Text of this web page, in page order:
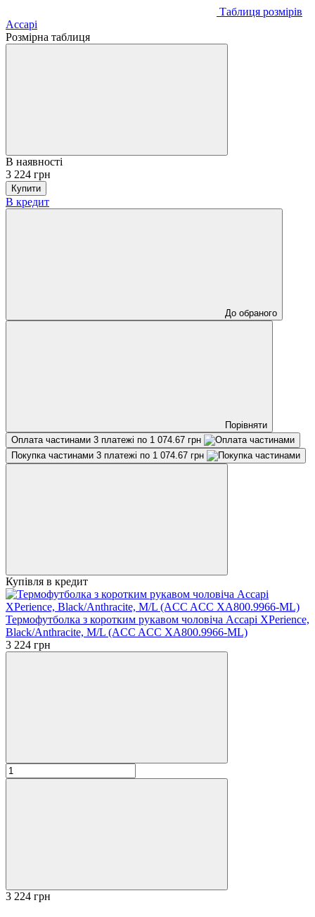
Таблиця розмірів
Accapi
Розмірна таблиця
В наявності
3 224 грн
Купити
В кредит
До обраного
Порівняти
Оплата частинами 3 платежі по 1 074.67 грн
Покупка частинами 3 платежі по 1 074.67 грн
Купівля в кредит
Термофутболка з коротким рукавом чоловіча Accapi XPerience,
Black/Anthracite, M/L (ACC ACC XА800.9966-ML)
3 224 грн
3 224 грн